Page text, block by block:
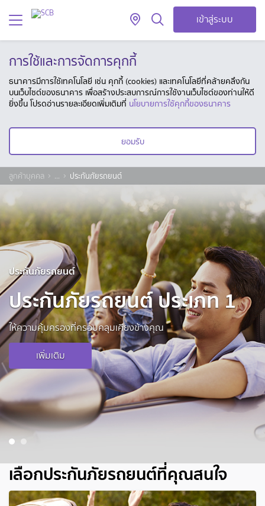
เข้าสู่ระบบ
การใช้และการจัดการคุกกี้
ธนาคารมีการใช้เทคโนโลยี เช่น คุกกี้ (cookies) และเทคโนโลยีที่คล้ายคลึงกัน
บนเว็บไซต์ของธนาคาร เพื่อสร้างประสบการณ์การใช้งานเว็บไซต์ของท่านให้ดี
ยิ่งขึ้น โปรดอ่านรายละเอียดเพิ่มเติมที่ นโยบายการใช้คุกกี้ของธนาคาร
ยอมรับ
ลูกค้าบุคคล ... ประกันภัยรถยนต์
ประกันภัยรถยนต์
ประกันภัยรถยนต์ ประเภท 1
ให้ความคุ้มครองที่ครอบคลุมเคียงข้างคุณ
เพิ่มเติม
1
เลือกประกันภัยรถยนต์ที่คุณสนใจ